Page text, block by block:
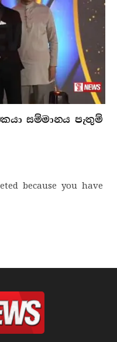
සම්මානය පැතුම්
because you have